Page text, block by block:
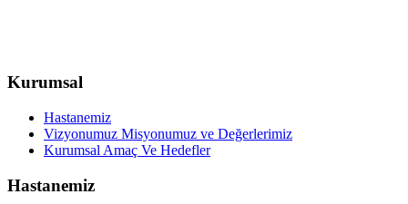
Kurumsal
Hastanemiz
Vizyonumuz Misyonumuz ve Değerlerimiz
Kurumsal Amaç Ve Hedefler
Hastanemiz